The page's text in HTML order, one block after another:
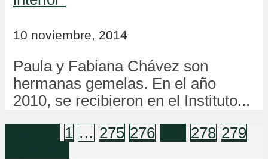
10 noviembre, 2014
Paula y Fabiana Chávez son
hermanas gemelas. En el año
2010, se recibieron en el Instituto...
1 … 275 276 278 279